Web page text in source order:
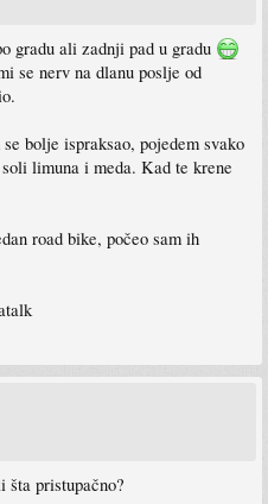
gradu ali zadnji pad u gradu
se nerv na dlanu poslje od
bolje ispraksao, pojedem svako
limuna i meda. Kad te krene
road bike, počeo sam ih
pristupačno?